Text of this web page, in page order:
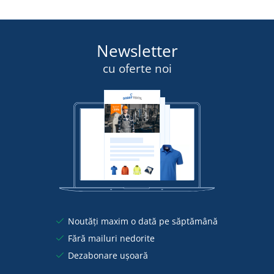
Newsletter
cu oferte noi
Noutăți maxim o dată pe săptămână
Fără mailuri nedorite
Dezabonare ușoară